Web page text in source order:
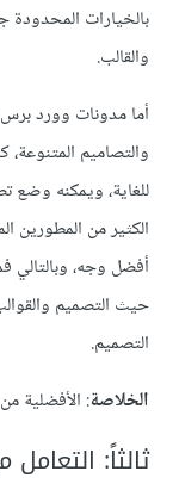
بالخيارات
والقالب.
أما مدونات وورد
والتصاميم
للغاية، ويمكنه
الكثير من المطورين
أفضل وجه،
حيث التصميم
التصميم.
الخلاصة: الأفضلية
ثالثاً: